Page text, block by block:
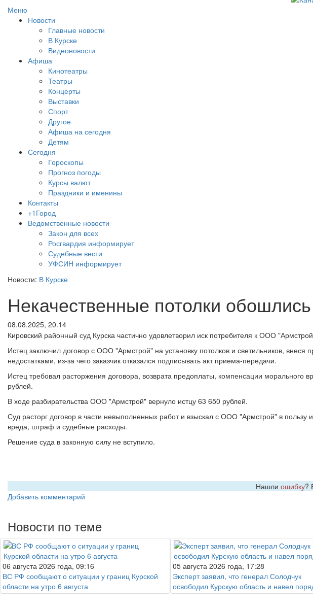
Меню
Новости
Главные новости
В Курске
Видеоновости
Афиша
Кинотеатры
Театры
Концерты
Выставки
Спорт
Другое
Афиша на сегодня
Детям
Сегодня
Гороскопы
Прогноз погоды
Курсы валют
Праздники и именины
Контакты
+1Город
Ведомственные новости
Закон для всех
Росгвардия информирует
Судебные вести
УФСИН информирует
Новости: В Курске
Некачественные потолки
08.08.2025, 20.14
Кировский районный суд Курска частично удовлетворил иск потребителя к ООО
Истец заключил договор с ООО "Армстрой" на установку потолков и светильников,
недостатками, из-за чего заказчик отказался подписывать акт приема-передачи.
Истец требовал расторжения договора, возврата предоплаты, компенсации
рублей.
В ходе разбирательства ООО "Армстрой" вернуло истцу 63 650 рублей.
Суд расторг договор в части невыполненных работ и взыскал с ООО "Армстрой" в
вреда, штраф и судебные расходы.
Решение суда в законную силу не вступило.
Нашли ошибку?
Добавить комментарий
Новости по теме
06 августа 2026 года, 09:16
ВС РФ сообщают о ситуации у границ Курской
области на утро 6 августа
05 августа 2026 года, 17:28
Эксперт заявил, что генерал Солодчук
освободил Курскую область и навел